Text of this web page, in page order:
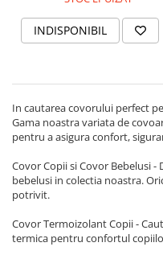
INDISPONIBIL
In cautarea covorului perfect
Gama noastra variata de
pentru a asigura confort,
Covor Copii si Covor Bebelusi
bebelusi in colectia noastra.
potrivit.
Covor Termoizolant Copii -
termica pentru confortul